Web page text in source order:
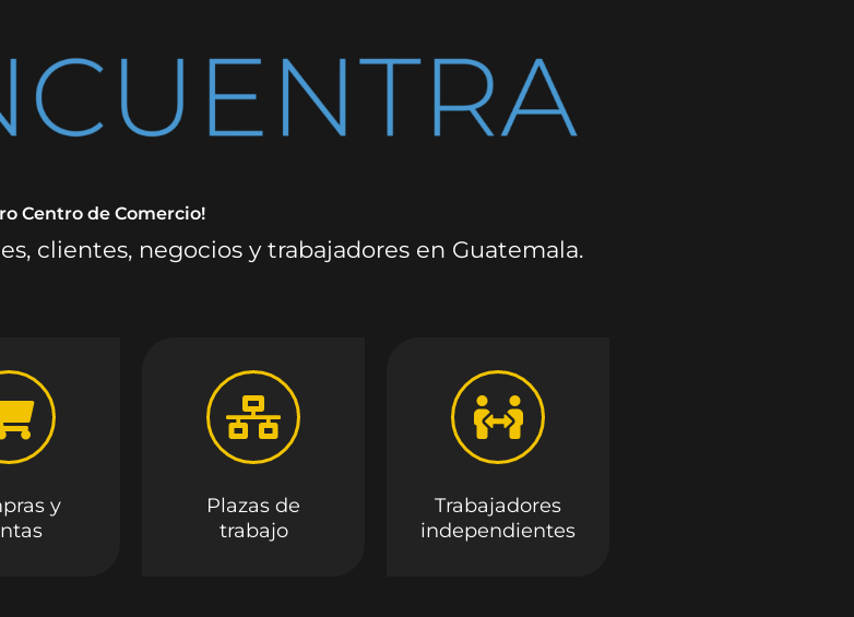
Centro de Comercio!
clientes, negocios y trabajadores en Guatemala.
y
Plazas de
trabajo
Trabajadores
independientes